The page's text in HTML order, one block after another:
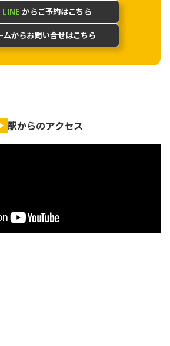
LINE からご予約はこちら
ムからお問い合せはこちら
駅からのアクセス